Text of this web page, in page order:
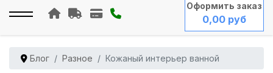
Оформить заказ
0,00 руб
Блог Разное Кожаный интерьер ванной